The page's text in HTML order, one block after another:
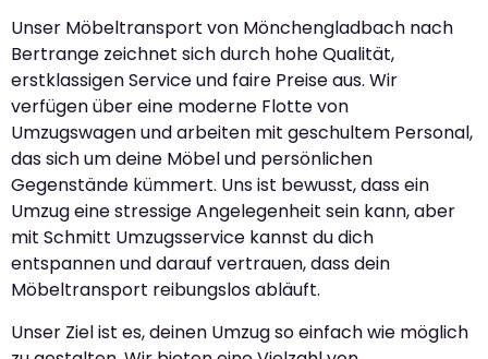
Unser Möbeltransport von Mönchengladbach nach
Bertrange zeichnet sich durch hohe Qualität,
erstklassigen Service und faire Preise aus. Wir
verfügen über eine moderne Flotte von
Umzugswagen und arbeiten mit geschultem Personal,
das sich um deine Möbel und persönlichen
Gegenstände kümmert. Uns ist bewusst, dass ein
Umzug eine stressige Angelegenheit sein kann, aber
mit Schmitt Umzugsservice kannst du dich
entspannen und darauf vertrauen, dass dein
Möbeltransport reibungslos abläuft.
Unser Ziel ist es, deinen Umzug so einfach wie möglich